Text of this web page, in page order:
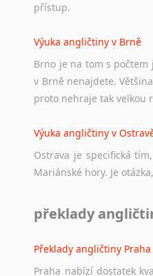
přístup.
Výuka angličtiny v Brně
Brno je na tom s počtem
v Brně nenajdete.
proto nehraje tak velkou
Výuka angličtiny v
Ostrava je specifická
Mariánské hory. Je
překlady
Překlady angličtiny Praha
Praha nabízí dostatek